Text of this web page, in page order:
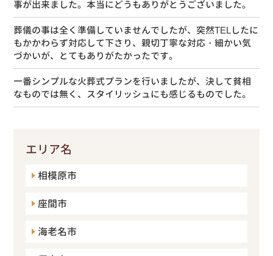
事が出来ました。本当にどうもありがとうございました。
葬儀の事は全く準備していませんでしたが、突然TELしたに
もかかわらず対応して下さり、親切丁寧な対応・細かい気
づかいが、とてもありがたかったです。
一番シンプルな火葬式プランを行いましたが、決して貧相
なものでは無く、スタイリッシュにも感じるものでした。
エリア名
相模原市
座間市
海老名市